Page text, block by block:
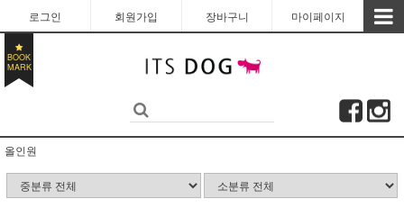
로그인 회원가입 장바구니 마이페이지
BOOK
MARK
올인원